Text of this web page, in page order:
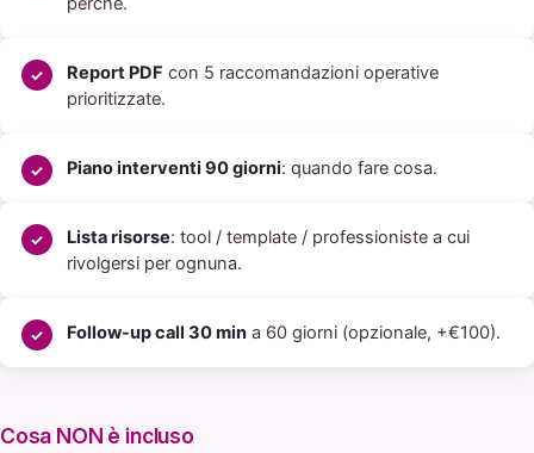
Report PDF con 5 raccomandazioni operative
prioritizzate.
Piano interventi 90 giorni: quando fare cosa.
Lista risorse: tool / template / professioniste a cui
rivolgersi per ognuna.
Follow-up call 30 min a 60 giorni (opzionale, +€100).
Cosa NON è incluso